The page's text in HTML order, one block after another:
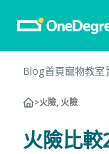
Blog首頁寵物教室
>火險, 火險
火險比